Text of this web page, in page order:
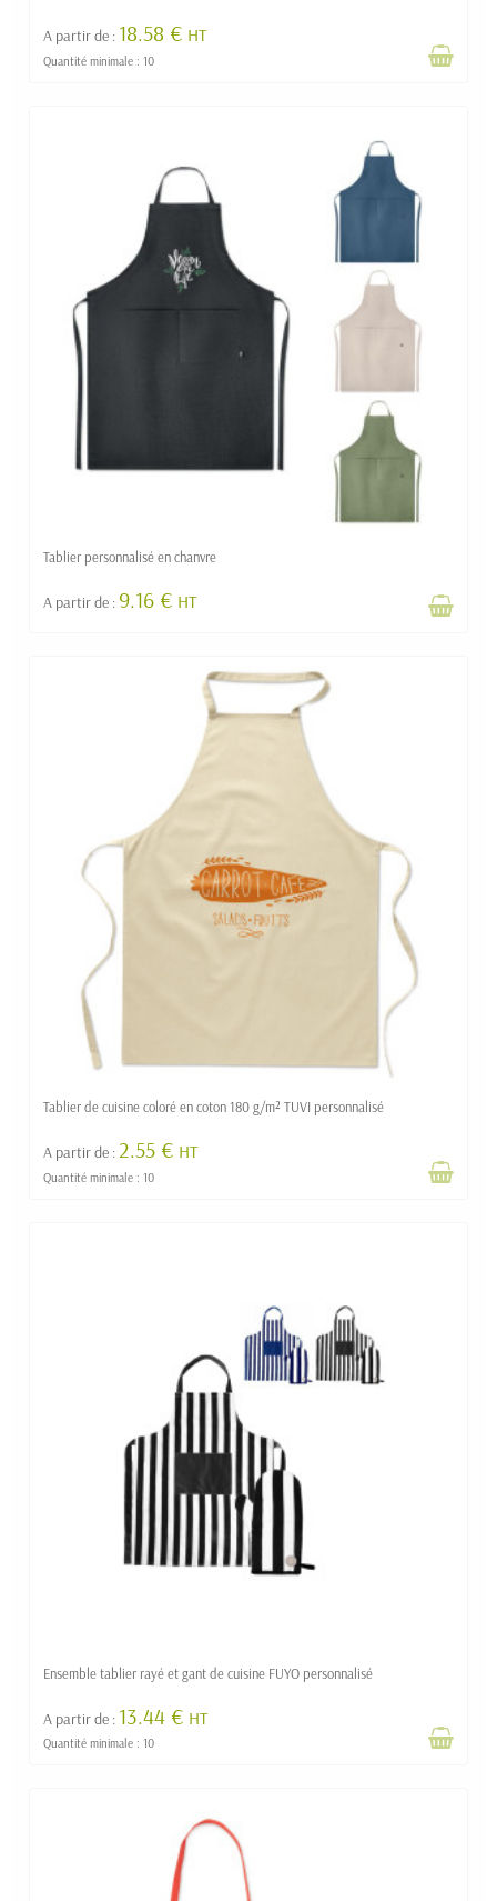
A partir de : 18.58 € HT
Quantité minimale : 10
Tablier personnalisé en chanvre
A partir de : 9.16 € HT
Tablier de cuisine coloré en coton 180 g/m² TUVI personnalisé
A partir de :2.55 € HT
Quantité minimale : 10
Ensemble tablier rayé et gant de cuisine FUYO personnalisé
A partir de : 13.44 € HT
Quantité minimale : 10